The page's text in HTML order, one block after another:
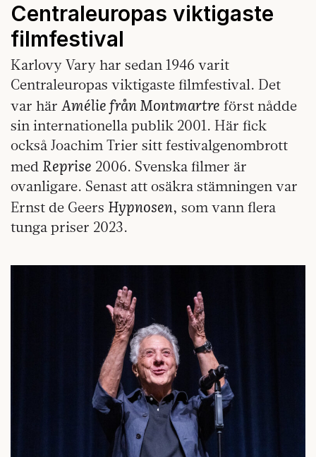
Centraleuropas viktigaste
filmfestival
Karlovy Vary har sedan 1946 varit
Centraleuropas viktigaste filmfestival. Det
var här Amélie från Montmartre först nådde
sin internationella publik 2001. Här fick
också Joachim Trier sitt festivalgenombrott
med Reprise 2006. Svenska filmer är
ovanligare. Senast att osäkra stämningen var
Ernst de Geers Hypnosen, som vann flera
tunga priser 2023.